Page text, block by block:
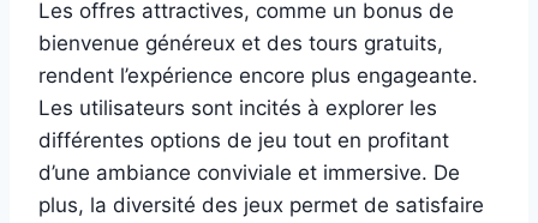
Les offres attractives, comme un bonus de
bienvenue généreux et des tours gratuits,
rendent l’expérience encore plus engageante.
Les utilisateurs sont incités à explorer les
différentes options de jeu tout en profitant
d’une ambiance conviviale et immersive. De
plus, la diversité des jeux permet de satisfaire